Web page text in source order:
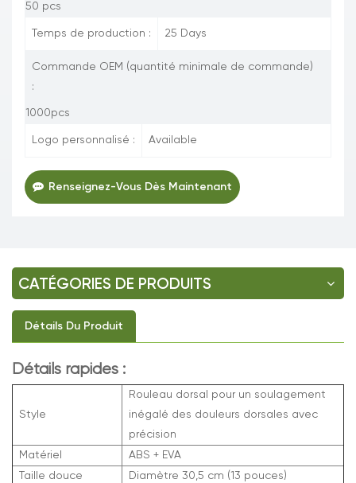
50 pcs
Temps de production : 25 Days
Commande OEM (quantité minimale de commande)
:
1000pcs
Logo personnalisé : Available
Renseignez-Vous Dès Maintenant
CATÉGORIES DE PRODUITS
Détails Du Produit
Détails rapides :
Style
Rouleau dorsal pour un soulagement
inégalé des douleurs dorsales avec
précision
Matériel
ABS + EVA
Taille douce
Diamètre 30,5 cm (13 pouces)